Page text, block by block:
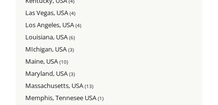
Las Vegas, USA(4)
Los Angeles, USA(4)
Louisiana, USA(6)
MIchigan, USA(3)
Maine, USA(10)
Maryland, USA(3)
Massachusetts, USA(13)
Memphis, Tennesee USA(1)